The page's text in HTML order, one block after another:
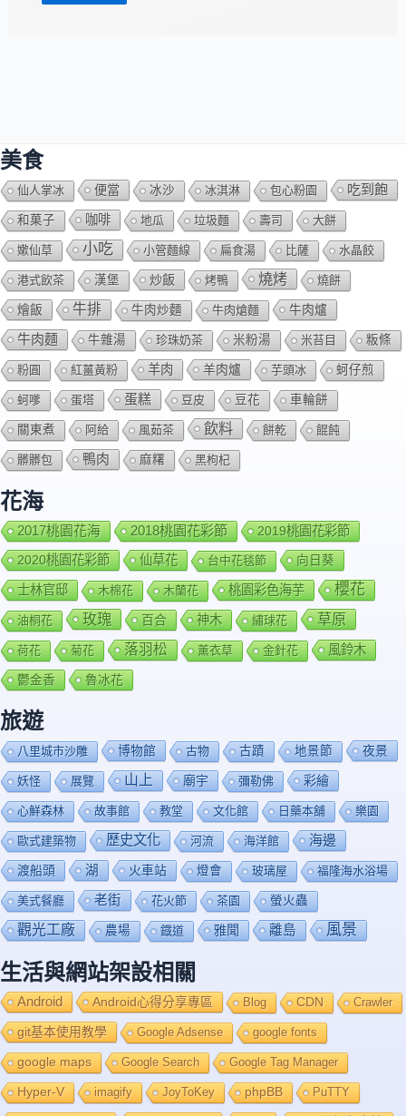
美食
仙人掌冰 便當 冰沙 冰淇淋 包心粉園 吃到飽
和菓子 咖啡 地瓜 垃圾麵 壽司 大餅
嫰仙草 小吃 小管麵線 扁食湯 比薩 水晶餃
港式飲茶 漢堡 炒飯 烤鴨 燒烤 燒餅
燴飯 牛排 牛肉炒麵 牛肉熗麵 牛肉爐
牛肉麵 牛雜湯 珍珠奶茶 米粉湯 米苔目 粄條
粉圓 紅薑黃粉 羊肉 羊肉爐 芋頭冰 蚵仔煎
蚵嗲 蛋塔 蛋糕 豆皮 豆花 車輪餅
關東煮 阿給 風茹茶 飲料 餅乾 餛飩
髒髒包 鴨肉 麻糬 黑枸杞
花海
2017桃園花海 2018桃園花彩節
2019桃園花彩節
2020桃園花彩節
仙草花 台中花毯節 向日葵
士林官邸 木棉花 木蘭花 桃園彩色海芋 櫻花
油桐花 玫瑰 百合 神木 繡球花 草原
荷花 菊花 落羽松 薰衣草 金針花 風鈴木
鬱金香 魯冰花
旅遊
八里城市沙雕 博物館 古物 古蹟 地景節 夜景
妖怪 展覽 山上 廟宇 彌勒佛 彩繪
心鮮森林 故事館 教堂 文化館 日藥本舖 樂園
歐式建築物 歷史文化 河流 海洋館 海邊
渡船頭 湖 火車站 燈會 玻璃屋 福隆海水浴場
美式餐廳 老街 花火節 茶園 螢火蟲
觀光工廠 農場 鐡道 雅聞 離島 風景
生活與網站架設相關
Android Android心得分享專區 Blog CDN Crawler
git基本使用教學 Google Adsense google fonts
google maps Google Search Google Tag Manager
Hyper-V imagify JoyToKey phpBB PuTTY